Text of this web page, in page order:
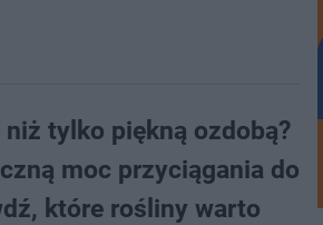
tylko piękną ozdobą?
moc przyciągania do
które rośliny warto